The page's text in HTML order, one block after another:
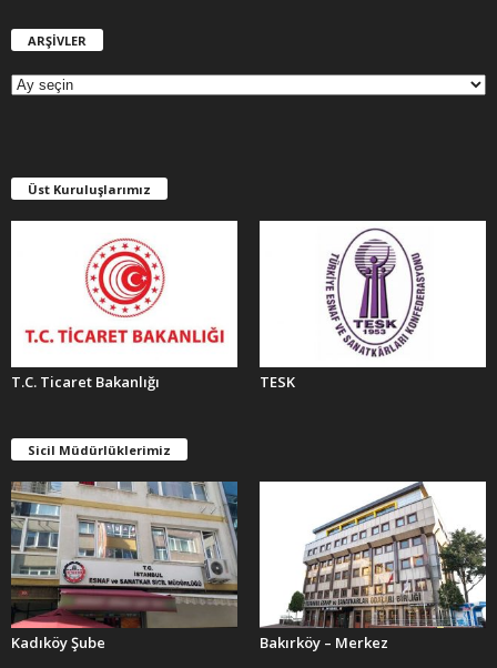
ARŞİVLER
E
R
Üst Kuruluşlarımız
T.C. Ticaret Bakanlığı TESK
Sicil Müdürlüklerimiz
Kadıköy Şube Bakırköy – Merkez